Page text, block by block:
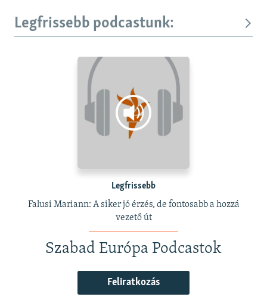
Legfrissebb podcastunk:
Legfrissebb
Falusi Mariann: A siker jó érzés, de fontosabb a hozzá
vezető út
Szabad Európa Podcastok
Feliratkozás